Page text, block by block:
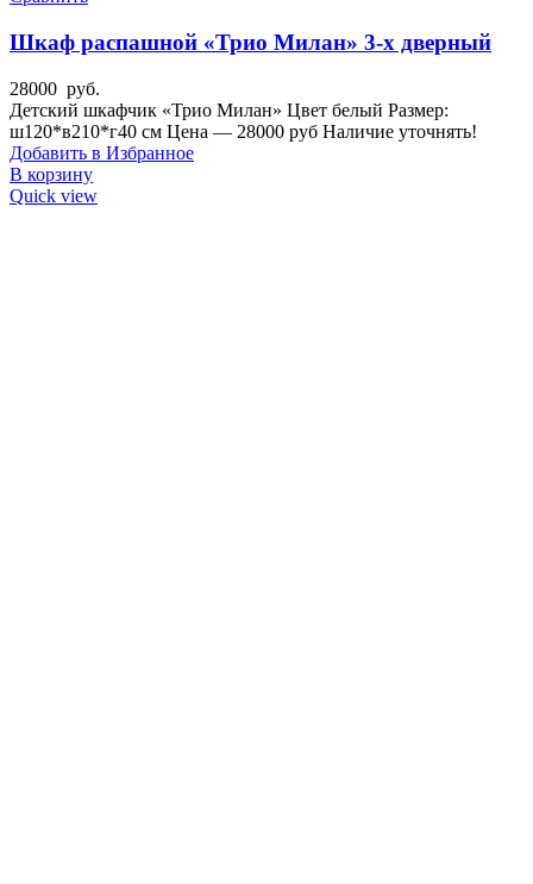
Шкаф распашной «Трио Милан» 3-х дверный
28000 руб.
Детский шкафчик «Трио Милан» Цвет белый Размер:
ш120*в210*г40 см Цена — 28000 руб Наличие уточнять!
Добавить в Избранное
В корзину
Quick view